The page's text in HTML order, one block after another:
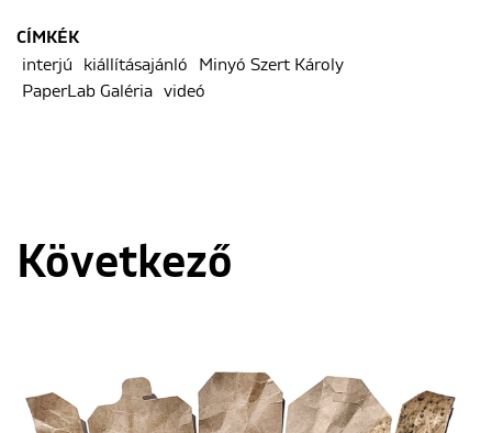
CÍMKÉK
interjú
kiállításajánló
Minyó Szert Károly
PaperLab Galéria
videó
Következő